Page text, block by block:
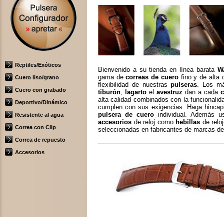
Reptiles/Exóticos
Cuero liso/grano
Cuero con grabado
Deportivo/Dinámico
Resistente al agua
Correa con Clip
Correa de repuesto
Accesorios
Bienvenido a su tienda en línea barata
gama decorreas de cuerofino y de alta
flexibilidad de nuestraspulseras. Los
tiburón, lagarto elavestruz dan a cada
alta calidad combinados con la
cumplen con sus exigencias. Haga
pulsera de cueroindividual. Además
accesorios de reloj como hebillas de
seleccionadas en fabricantes de marcas